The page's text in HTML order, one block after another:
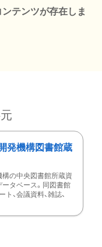
テンツが存在しま
発機構図書館蔵
の中央図書館所蔵資
タベース。同図書館
、会議資料、雑誌、